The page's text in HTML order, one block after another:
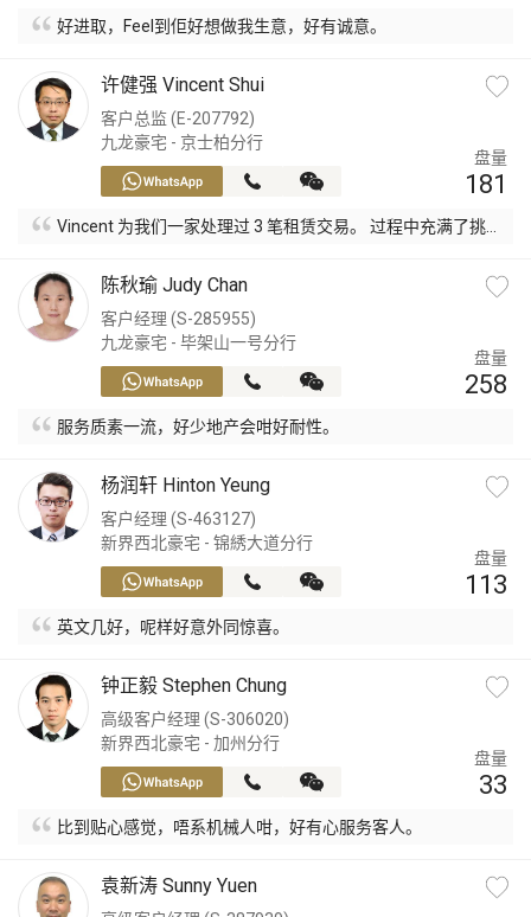
好进取，Feel到佢好想做我生意，好有诚意。
许健强 Vincent Shui
客户总监 (E-207792)
九龙豪宅 - 京士柏分行
Vincent 为我们一家处理过 3 笔租赁交易。 过程中充满了挑
盘量
181
陈秋瑜 Judy Chan
客户经理 (S-285955)
九龙豪宅 - 毕架山一号分行
服务质素一流，好少地产会咁好耐性。
盘量
258
杨润轩 Hinton Yeung
客户经理 (S-463127)
新界西北豪宅 - 锦綉大道分行
英文几好，呢样好意外同惊喜。
盘量
113
钟正毅 Stephen Chung
高级客户经理 (S-306020)
新界西北豪宅 - 加州分行
比到贴心感觉，唔系机械人咁，好有心服务客人。
盘量
33
袁新涛 Sunny Yuen